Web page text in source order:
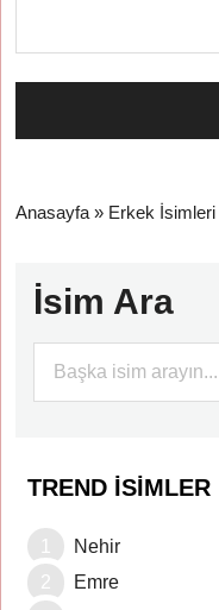
Anasayfa » Erkek İsimleri
İsim Ara
TREND İSIMLER
Nehir
Emre